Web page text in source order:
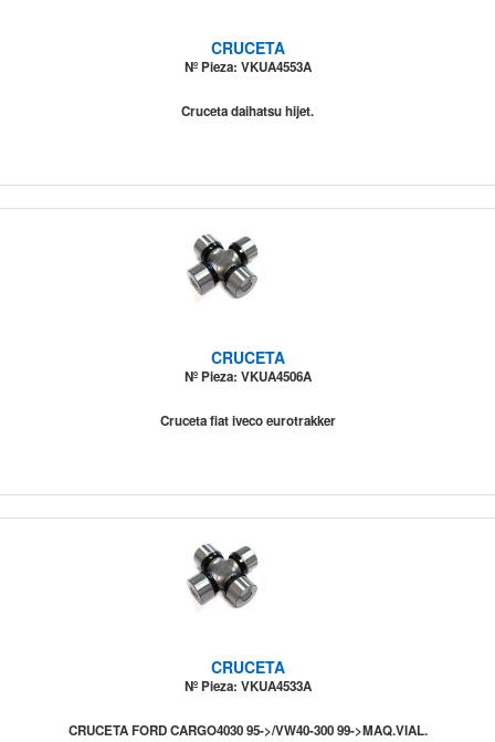
CRUCETA
Nº Pieza: VKUA4553A
Cruceta daihatsu hijet.
CRUCETA
Nº Pieza: VKUA4506A
Cruceta fiat iveco eurotrakker
CRUCETA
Nº Pieza: VKUA4533A
CRUCETA FORD CARGO4030 95->/VW40-300 99->MAQ.VIAL.